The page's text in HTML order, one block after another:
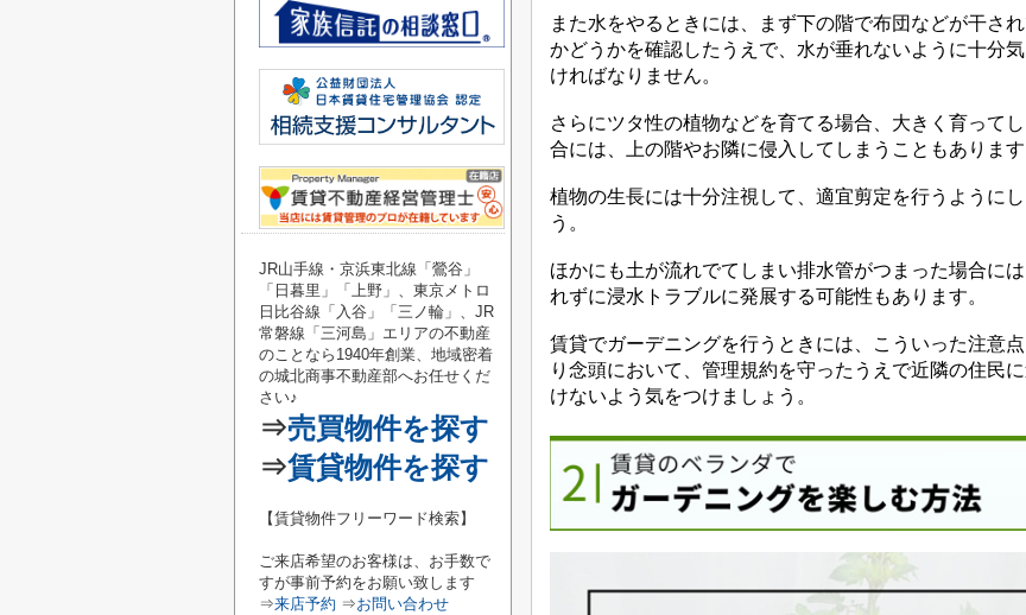
また水をやるときには、まず下の階で布団などが干さ
かどうかを確認したうえで、水が垂れないように十分
ければなりません。
さらにツタ性の植物などを育てる場合、大きく育って
合には、上の階やお隣に侵入してしまうこともあります
植物の生長には十分注視して、適宜剪定を行うようにし
う。
ほかにも土が流れでてしまい排水管がつまった場合に
れずに浸水トラブルに発展する可能性もあります。
賃貸でガーデニングを行うときには、こういった注意
り念頭において、管理規約を守ったうえで近隣の住民
けないよう気をつけましょう。
JR山手線・京浜東北線「鶯谷 」
「 日暮里 」「 上野 」、東京メトロ
日比谷線「 入谷 」「 三ノ輪 」、JR
常磐線「 三河島 」エリアの不動産
のことなら1940年創業、地域密着
の城北商事不動産部へお任せくだ
さい♪
⇒売買物件を探す
⇒賃貸物件を探す
【賃貸物件フリーワード検索】
ご来店希望のお客様は、お手数で
すが事前予約をお願い致します
⇒来店予約 ⇒お問い合わせ